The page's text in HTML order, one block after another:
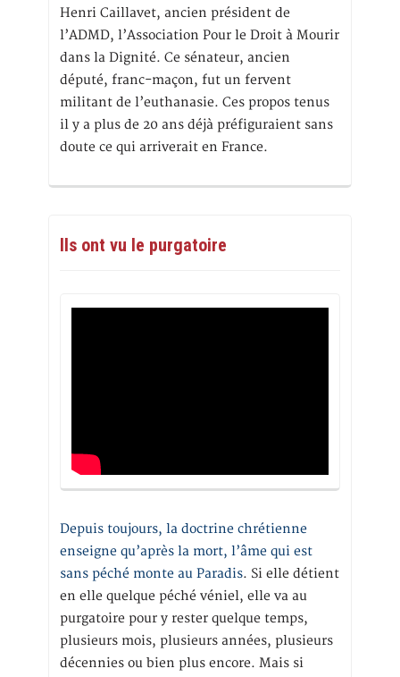
Henri Caillavet, ancien président de
l’ADMD, l’Association Pour le Droit à Mourir
dans la Dignité. Ce sénateur, ancien
député, franc-maçon, fut un fervent
militant de l’euthanasie. Ces propos tenus
il y a plus de 20 ans déjà préfiguraient sans
doute ce qui arriverait en France.
Ils ont vu le purgatoire
Depuis toujours, la doctrine chrétienne
enseigne qu’après la mort, l’âme qui est
sans péché monte au Paradis. Si elle détient
en elle quelque péché véniel, elle va au
purgatoire pour y rester quelque temps,
plusieurs mois, plusieurs années, plusieurs
décennies ou bien plus encore. Mais si